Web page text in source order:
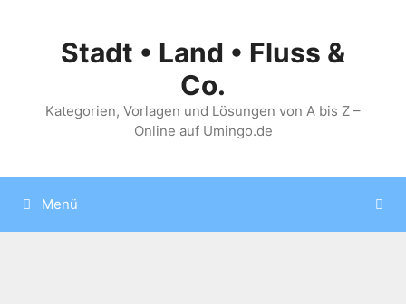
springenStadt • Land • Fluss &
Co.
Kategorien, Vorlagen und Lösungen von A bis Z –
Online auf Umingo.de
Menü